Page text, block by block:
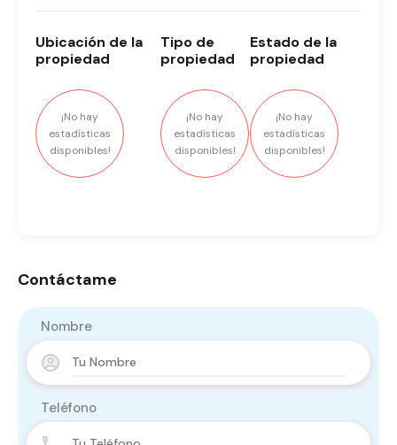
Ubicación de la
propiedad
¡No hay
estadísticas
disponibles!
Tipo de
propiedad
¡No hay
estadísticas
disponibles!
Estado de la
propiedad
¡No hay
estadísticas
disponibles!
Contáctame
Nombre
Teléfono